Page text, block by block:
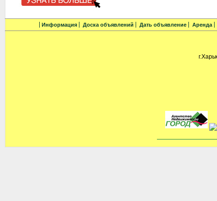
Информация Доска объявлений Дать объявление Аренда